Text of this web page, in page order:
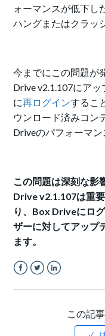
ォーマンスが低下し
ハングまたはクラッ
今までにこの問題が
Drive v2.1.107にア
に再ログインするこ
ウンロード済みコン
Driveのパフォーマン
この問題は深刻な影
Drive v2.1.107は重
り、Box Driveにロ
ザーに対してアップ
ます。
この記